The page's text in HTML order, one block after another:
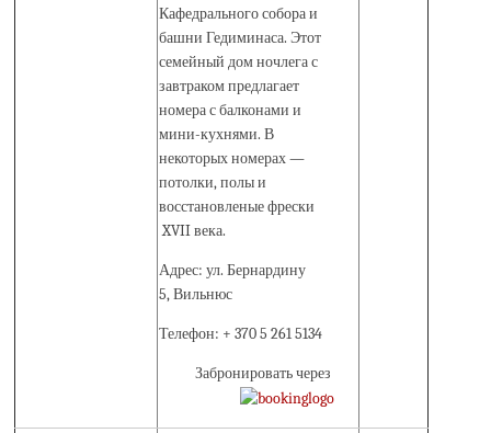
Кафедрального собора и
башни Гедиминаса. Этот
семейный дом ночлега с
завтраком предлагает
номера с балконами и
мини-кухнями. В
некоторых номерах —
потолки, полы и
восстановленые фрески
XVII века.
Адрес: ул. Бернардину
5, Вильнюс
Телефон: + 370 5 261 5134
Забронировать через